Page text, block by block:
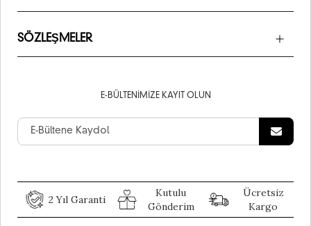
SÖZLEŞMELER
E-BÜLTENIMIZE KAYIT OLUN
2 Yıl Garanti
Kutulu
Gönderim
Ücretsiz
Kargo